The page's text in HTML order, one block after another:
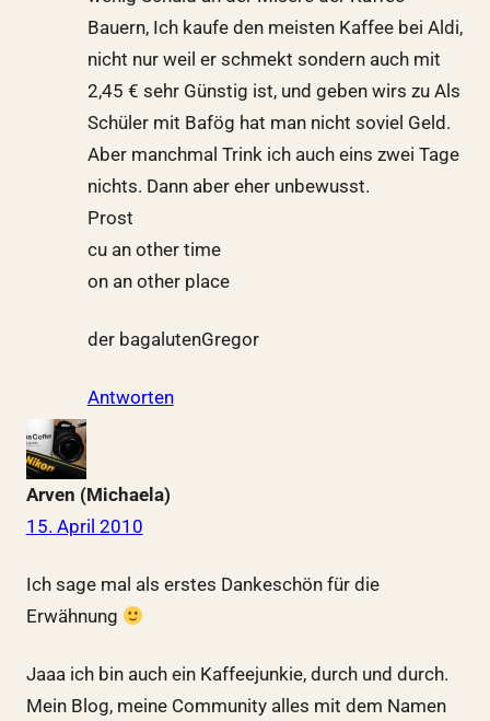
Bauern, Ich kaufe den meisten Kaffee bei Aldi,
nicht nur weil er schmekt sondern auch mit
2,45 € sehr Günstig ist, und geben wirs zu Als
Schüler mit Bafög hat man nicht soviel Geld.
Aber manchmal Trink ich auch eins zwei Tage
nichts. Dann aber eher unbewusst.
Prost
cu an other time
on an other place
der bagalutenGregor
Antworten
Arven (Michaela)
15. April 2010
Ich sage mal als erstes Dankeschön für die
Erwähnung
Jaaa ich bin auch ein Kaffeejunkie, durch und durch.
Mein Blog, meine Community alles mit dem Namen